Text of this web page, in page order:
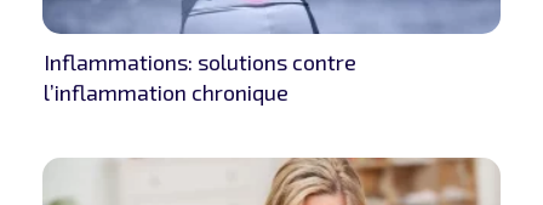
Inflammations: solutions contre
l’inflammation chronique